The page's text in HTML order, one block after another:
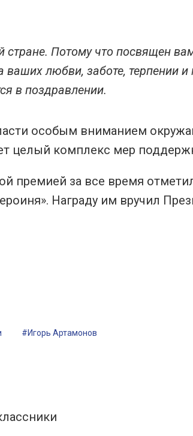
стране. Потому что посвящен
любви, заботе, терпении и
в поздравлении.
особым вниманием
целый комплекс мер
премией за все время
Награду им вручил
#Игорь Артамонов